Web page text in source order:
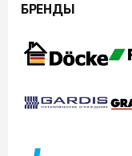
БРЕНДЫ